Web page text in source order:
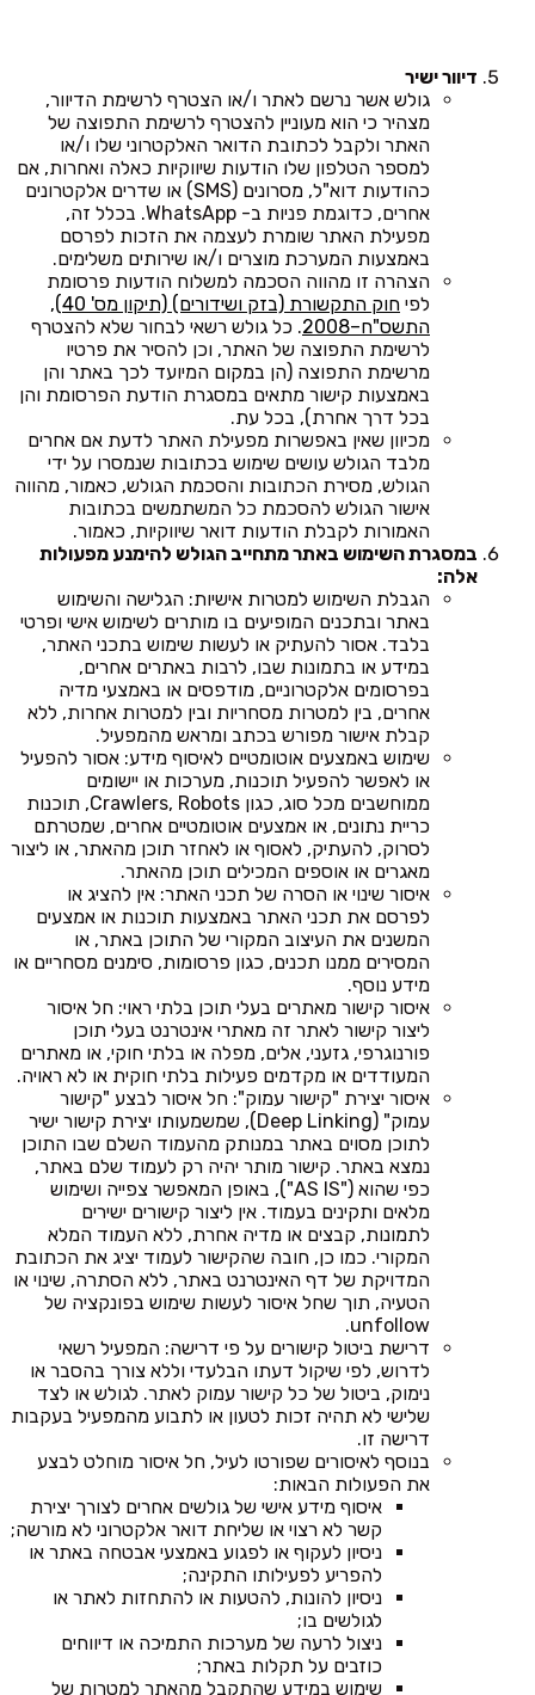
דיוור ישיר
גולש אשר נרשם לאתר ו/או הצטרף לרשימת הדיוור,
מצהיר כי הוא מעוניין להצטרף לרשימת התפוצה של
האתר ולקבל לכתובת הדואר האלקטרוני שלו ו/או
למספר הטלפון שלו הודעות שיווקיות כאלה ואחרות, אם
כהודעות דוא"ל, מסרונים (SMS) או שדרים אלקטרונים
אחרים, כדוגמת פניות ב- WhatsApp. בכלל זה,
מפעילת האתר שומרת לעצמה את הזכות לפרסם
באמצעות המערכת מוצרים ו/או שירותים משלימים.
הצהרה זו מהווה הסכמה למשלוח הודעות פרסומת
לפי
חוק התקשורת (בזק ושידורים) (תיקון מס' 40),
התשס"ח–2008
. כל גולש רשאי לבחור שלא להצטרף
לרשימת התפוצה של האתר, וכן להסיר את פרטיו
מרשימת התפוצה (הן במקום המיועד לכך באתר והן
באמצעות קישור מתאים במסגרת הודעת הפרסומת והן
בכל דרך אחרת), בכל עת.
מכיוון שאין באפשרות מפעילת האתר לדעת אם אחרים
מלבד הגולש עושים שימוש בכתובות שנמסרו על ידי
הגולש, מסירת הכתובות והסכמת הגולש, כאמור, מהווה
אישור הגולש להסכמת כל המשתמשים בכתובות
האמורות לקבלת הודעות דואר שיווקיות, כאמור.
במסגרת השימוש באתר מתחייב הגולש להימנע מפעולות
אלה:
הגבלת השימוש למטרות אישיות: הגלישה והשימוש
באתר ובתכנים המופיעים בו מותרים לשימוש אישי ופרטי
בלבד. אסור להעתיק או לעשות שימוש בתכני האתר,
במידע או בתמונות שבו, לרבות באתרים אחרים,
בפרסומים אלקטרוניים, מודפסים או באמצעי מדיה
אחרים, בין למטרות מסחריות ובין למטרות אחרות, ללא
קבלת אישור מפורש בכתב ומראש מהמפעיל.
שימוש באמצעים אוטומטיים לאיסוף מידע: אסור להפעיל
או לאפשר להפעיל תוכנות, מערכות או יישומים
ממוחשבים מכל סוג, כגון Crawlers, Robots, תוכנות
כריית נתונים, או אמצעים אוטומטיים אחרים, שמטרתם
לסרוק, להעתיק, לאסוף או לאחזר תוכן מהאתר, או ליצור
מאגרים או אוספים המכילים תוכן מהאתר.
איסור שינוי או הסרה של תכני האתר: אין להציג או
לפרסם את תכני האתר באמצעות תוכנות או אמצעים
המשנים את העיצוב המקורי של התוכן באתר, או
המסירים ממנו תכנים, כגון פרסומות, סימנים מסחריים או
מידע נוסף.
איסור קישור מאתרים בעלי תוכן בלתי ראוי: חל איסור
ליצור קישור לאתר זה מאתרי אינטרנט בעלי תוכן
פורנוגרפי, גזעני, אלים, מפלה או בלתי חוקי, או מאתרים
המעודדים או מקדמים פעילות בלתי חוקית או לא ראויה.
איסור יצירת "קישור עמוק": חל איסור לבצע "קישור
עמוק" (Deep Linking), שמשמעותו יצירת קישור ישיר
לתוכן מסוים באתר במנותק מהעמוד השלם שבו התוכן
נמצא באתר. קישור מותר יהיה רק לעמוד שלם באתר,
כפי שהוא ("AS IS"), באופן המאפשר צפייה ושימוש
מלאים ותקינים בעמוד. אין ליצור קישורים ישירים
לתמונות, קבצים או מדיה אחרת, ללא העמוד המלא
המקורי. כמו כן, חובה שהקישור לעמוד יציג את הכתובת
המדויקת של דף האינטרנט באתר, ללא הסתרה, שינוי או
הטעיה, תוך שחל איסור לעשות שימוש בפונקציה של
unfollow.
דרישת ביטול קישורים על פי דרישה: המפעיל רשאי
לדרוש, לפי שיקול דעתו הבלעדי וללא צורך בהסבר או
נימוק, ביטול של כל קישור עמוק לאתר. לגולש או לצד
שלישי לא תהיה זכות לטעון או לתבוע מהמפעיל בעקבות
דרישה זו.
בנוסף לאיסורים שפורטו לעיל, חל איסור מוחלט לבצע
את הפעולות הבאות:
איסוף מידע אישי של גולשים אחרים לצורך יצירת
קשר לא רצוי או שליחת דואר אלקטרוני לא מורשה;
ניסיון לעקוף או לפגוע באמצעי אבטחה באתר או
להפריע לפעילותו התקינה;
ניסיון להונות, להטעות או להתחזות לאתר או
לגולשים בו;
ניצול לרעה של מערכות התמיכה או דיווחים
כוזבים על תקלות באתר;
שימוש במידע שהתקבל מהאתר למטרות של